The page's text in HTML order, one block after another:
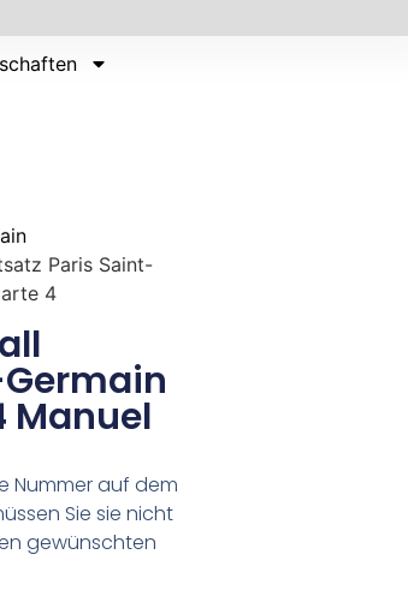
Paris Saint-
4
Manuel
Nummer auf dem
Sie sie nicht
gewünschten